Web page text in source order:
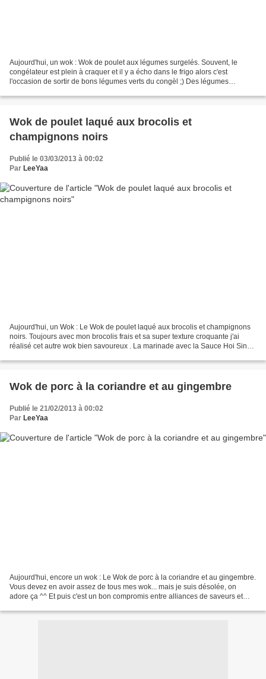
Aujourd'hui, un wok : Wok de poulet aux légumes surgelés. Souvent, le
congélateur est plein à craquer et il y a écho dans le frigo alors c'est
l'occasion de sortir de bons légumes verts du congèl ;) Des légumes
Wok de poulet laqué aux brocolis et
champignons noirs
Publié le 03/03/2013 à 00:02
Par LeeYaa
Aujourd'hui, un Wok : Le Wok de poulet laqué aux brocolis et champignons
noirs. Toujours avec mon brocolis frais et sa super texture croquante j'ai
réalisé cet autre wok bien savoureux . La marinade avec la Sauce Hoi Sin
Wok de porc à la coriandre et au gingembre
Publié le 21/02/2013 à 00:02
Par LeeYaa
Aujourd'hui, encore un wok : Le Wok de porc à la coriandre et au gingembre.
Vous devez en avoir assez de tous mes wok... mais je suis désolée, on
adore ça ^^ Et puis c'est un bon compromis entre alliances de saveurs et